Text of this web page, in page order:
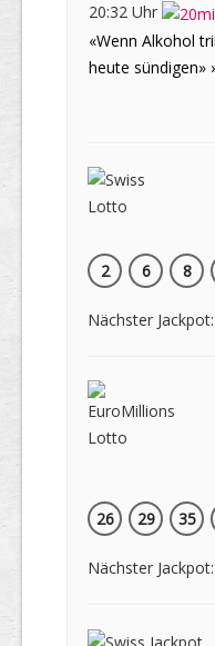
20:32 Uhr
«Wenn Alkohol
heute sündigen»
2
6 8
Nächster
26
29 35
Nächster